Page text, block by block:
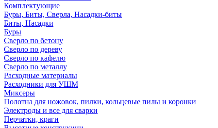
Комплектующие
Буры, Биты, Сверла, Насадки-биты
Биты, Насадки
Буры
Сверло по бетону
Сверло по дереву
Сверло по кафелю
Сверло по металлу
Расходные материалы
Расходники для УШМ
Миксеры
Полотна для ножовок, пилки, кольцевые пилы и коронки
Электроды и все для сварки
Перчатки, краги